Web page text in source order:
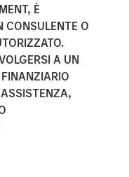
È
CONSULENTE O
A UN
announced